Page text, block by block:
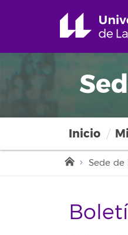
Inicio
Sede de